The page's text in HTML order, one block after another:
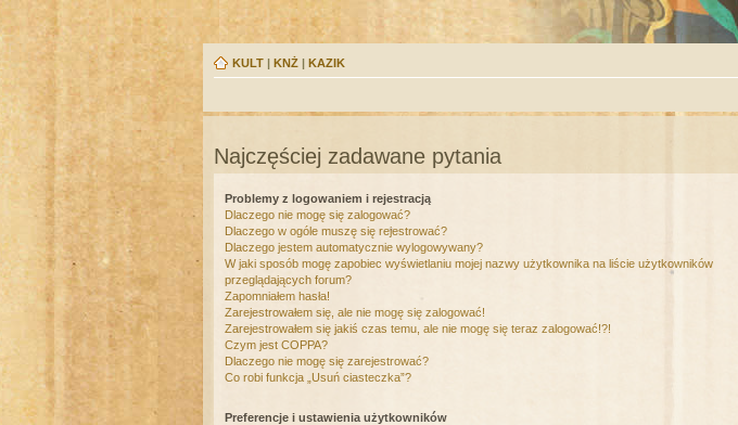
KULT | KNŻ | KAZIK
Najczęściej zadawane pytania
Problemy z logowaniem i rejestracją
Dlaczego nie mogę się zalogować?
Dlaczego w ogóle muszę się rejestrować?
Dlaczego jestem automatycznie wylogowywany?
W jaki sposób mogę zapobiec wyświetlaniu mojej nazwy użytkownika na liście użytkowników
przeglądających forum?
Zapomniałem hasła!
Zarejestrowałem się, ale nie mogę się zalogować!
Zarejestrowałem się jakiś czas temu, ale nie mogę się teraz zalogować!?!
Czym jest COPPA?
Dlaczego nie mogę się zarejestrować?
Co robi funkcja „Usuń ciasteczka”?
Preferencje i ustawienia użytkowników